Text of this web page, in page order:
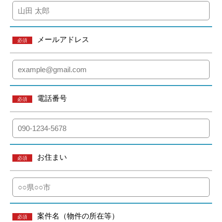
必須 メールアドレス
必須 電話番号
必須 お住まい
必須 案件名（物件の所在等）